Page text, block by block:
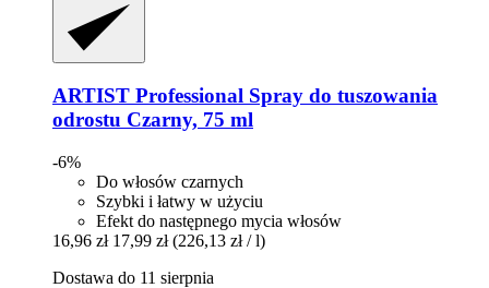
ARTIST Professional Spray do tuszowania
odrostu Czarny, 75 ml
-6%
Do włosów czarnych
Szybki i łatwy w użyciu
Efekt do następnego mycia włosów
16,96 zł 17,99 zł (226,13 zł / l)
Dostawa do 11 sierpnia